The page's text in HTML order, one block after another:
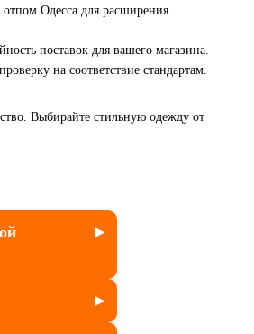
Одесса для расширения
поставок для вашего магазина.
на соответствие стандартам.
Выбирайте стильную одежду от